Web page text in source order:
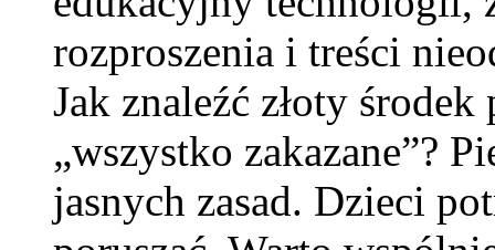
rozproszenia i treści
Jak znaleźć złoty
„wszystko zakazane”?
jasnych zasad. Dzieci